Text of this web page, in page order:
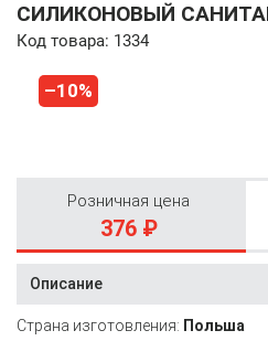
СИЛИКОНОВЫЙ
Код товара: 1334
–10%
Розничная цена
376 ₽
Описание
Страна изготовления: Польша